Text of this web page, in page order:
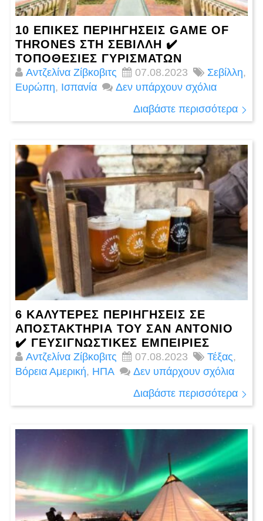
10 ΕΠΙΚΕΣ ΠΕΡΙΗΓΉΣΕΙΣ GAME OF
THRONES ΣΤΗ ΣΕΒΊΛΛΗ ✔️
ΤΟΠΟΘΕΣΊΕΣ ΓΥΡΙΣΜΆΤΩΝ
Αντζελίνα Ζίβκοβιτς 07.08.2023 Σεβίλλη,
Ευρώπη, Ισπανία
Δεν υπάρχουν σχόλια
Διαβάστε περισσότερα
6 ΚΑΛΥΤΕΡΕΣ ΠΕΡΙΗΓΉΣΕΙΣ ΣΕ
ΑΠΟΣΤΑΚΤΉΡΙΑ ΤΟΥ ΣΑΝ ΑΝΤΌΝΙΟ
✔️ ΓΕΥΣΙΓΝΩΣΤΙΚΈΣ ΕΜΠΕΙΡΊΕΣ
Αντζελίνα Ζίβκοβιτς 07.08.2023 Τέξας,
Βόρεια Αμερική, ΗΠΑ
Δεν υπάρχουν σχόλια
Διαβάστε περισσότερα